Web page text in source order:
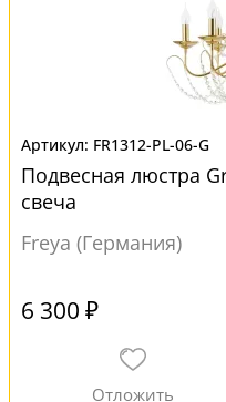
FR1312-PL-06-G
Подвесная люстра
свеча
Freya (Германия)
6 300 ₽